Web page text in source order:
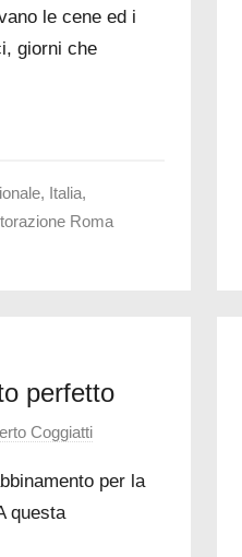
le cene ed i
giorni che
, Italia,
Roma
perfetto
Coggiatti
per la
questa